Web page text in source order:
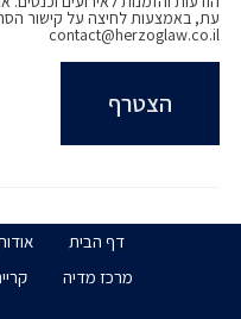
התכנית להעשרת
עת, באמצעות לחיצה על קישור הסר
contact@herzoglaw.co.il
דף הבית
מרכז מדיה